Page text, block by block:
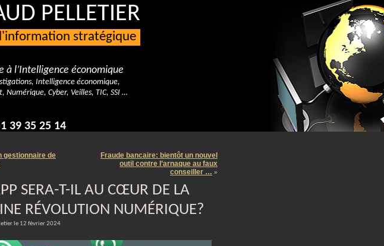
PELLETIER
stratégique
à l’Intelligence économique
Intelligence économique,
Numérique, Cyber, Veilles, TIC, SSI …
39 35 25 14
gestionnaire de
Fraude bancaire: bientôt un nouvel
outil contre l’arnaque au faux
conseiller … »
SERA-T-IL AU CŒUR DE LA
RÉVOLUTION NUMÉRIQUE?
le 12 février 2024